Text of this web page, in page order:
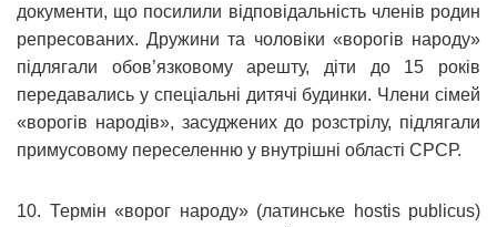
документи, що посилили відповідальність членів родин
репресованих. Дружини та чоловіки «ворогів народу»
підлягали обов’язковому арешту, діти до 15 років
передавались у спеціальні дитячі будинки. Члени сімей
«ворогів народів», засуджених до розстрілу, підлягали
примусовому переселенню у внутрішні області СРСР.
10. Термін «ворог народу» (латинське hostis publicus)